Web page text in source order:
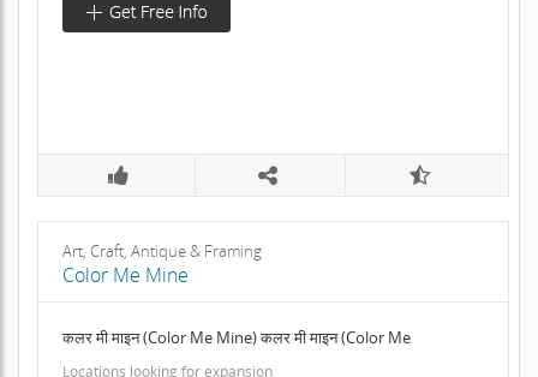
Art, Craft, Antique & Framing
Color Me Mine
कलर मी माइन (Color Me Mine) कलर मी माइन (Color Me
Locations looking for expansion